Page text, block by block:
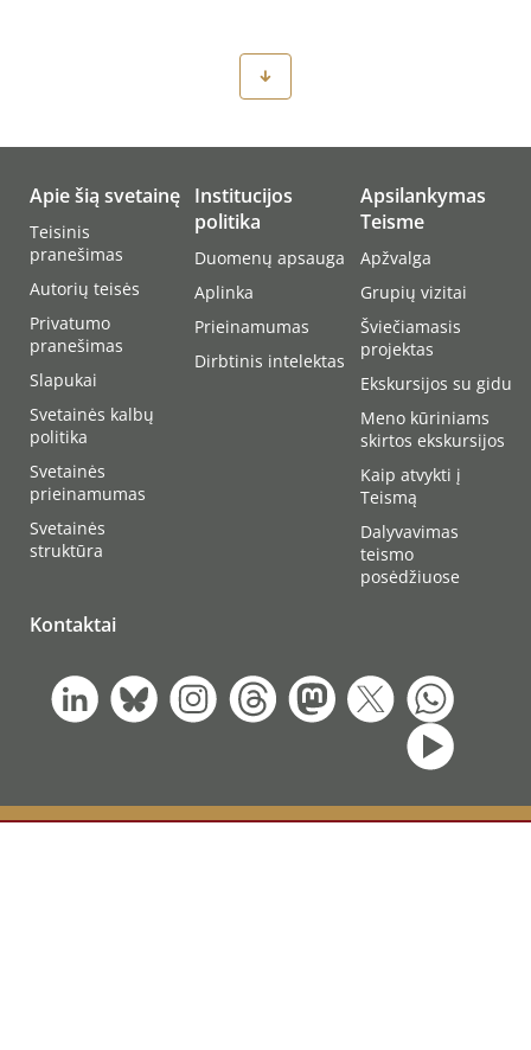
Apie šią svetainę
Teisinis
pranešimas
Autorių teisės
Privatumo
pranešimas
Slapukai
Svetainės kalbų
politika
Svetainės
prieinamumas
Svetainės
struktūra
Institucijos
politika
Duomenų apsauga
Aplinka
Prieinamumas
Dirbtinis intelektas
Apsilankymas
Teisme
Apžvalga
Grupių vizitai
Šviečiamasis
projektas
Ekskursijos su gidu
Meno kūriniams
skirtos ekskursijos
Kaip atvykti į
Teismą
Dalyvavimas
teismo
posėdžiuose
Kontaktai